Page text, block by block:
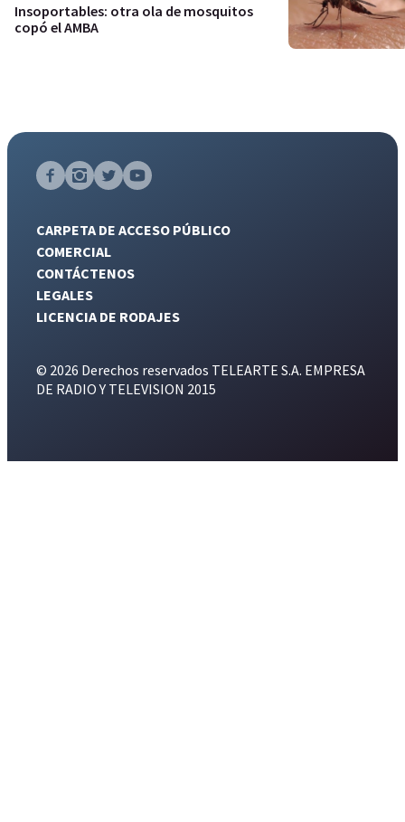
Insoportables: otra ola de mosquitos
copó el AMBA
CARPETA DE ACCESO PÚBLICO
COMERCIAL
CONTÁCTENOS
LEGALES
LICENCIA DE RODAJES
© 2026 Derechos reservados TELEARTE S.A. EMPRESA
DE RADIO Y TELEVISION 2015